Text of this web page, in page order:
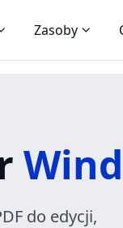
Zasoby
do edycji,